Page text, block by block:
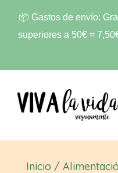
📦 Gastos de envío:
superiores a 50€ =
Inicio /